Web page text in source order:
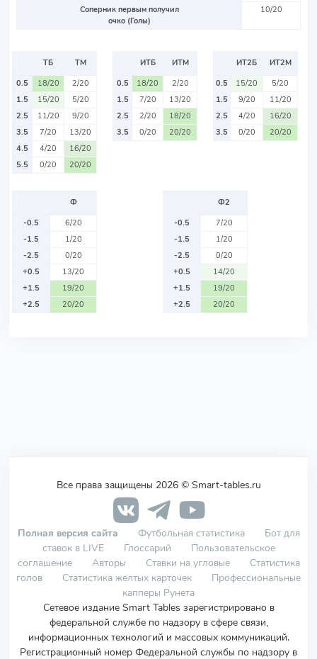
Соперник первым получил
очко (Голы)
10/20
ТБ
ТМ
0.5
18/20
2/20
1.5
15/20
5/20
2.5
11/20
9/20
3.5
7/20
13/20
4.5
4/20
16/20
5.5
0/20 20/20
ИТБ
ИТМ
0.5
18/20
2/20
1.5
7/20
13/20
2.5
2/20
18/20
3.5
0/20 20/20
ИТ2Б
ИТ2М
0.5
15/20
5/20
1.5
9/20
11/20
2.5
4/20
16/20
3.5
0/20 20/20
Ф
-0.5
6/20
-1.5
1/20
-2.5
0/20
+0.5
13/20
+1.5
19/20
+2.5
20/20
Ф2
-0.5
7/20
-1.5
1/20
-2.5
0/20
+0.5
14/20
+1.5
19/20
+2.5
20/20
Все права защищены 2026 © Smart-tables.ru
Полная версия сайта Футбольная статистика
Бот для
ставок в LIVE
Глоссарий
Пользовательское
соглашение
Авторы Ставки на угловые
Статистика
голов
Статистика желтых карточек
Профессиональные
капперы Рунета
Сетевое издание Smart Tables зарегистрировано в
федеральной службе по надзору в сфере связи,
информационных технологий и массовых коммуникаций.
Регистрационный номер Федеральной службы по надзору в